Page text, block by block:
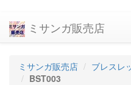
ミサンガ販売店
ミサンガ販売店 ブレスレ
BST003